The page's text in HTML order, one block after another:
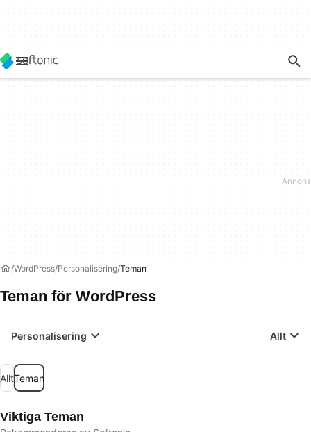
WordPress Personalisering Teman
Teman för WordPress
Personalisering Allt
AlltTeman
Viktiga Teman